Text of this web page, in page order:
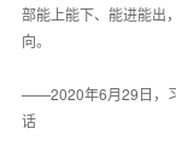
部能上能下、能进能出
向。
——2020年6月29日，
话